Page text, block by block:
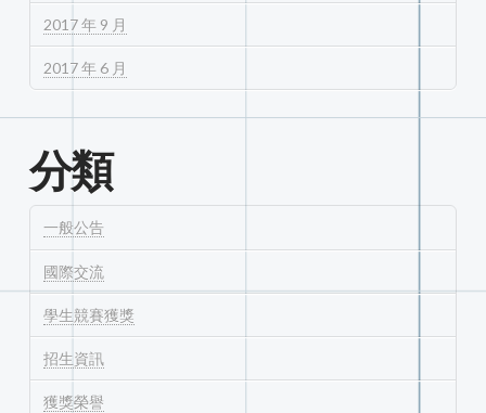
2017 年 9 月
2017 年 6 月
分類
一般公告
國際交流
學生競賽獲獎
招生資訊
獲獎榮譽